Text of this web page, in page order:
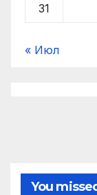
31
« Июл
You